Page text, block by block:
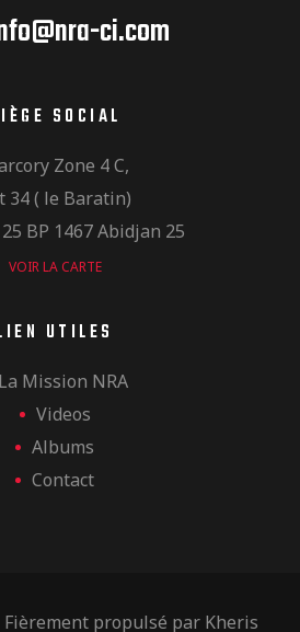
ci.com
SOCIAL
Zone 4 C,
34 ( le Baratin)
BP 1467 Abidjan 25
VOIR LA CARTE
UTILES
La Mission NRA
Videos
Albums
Contact
propulsé par Kheris